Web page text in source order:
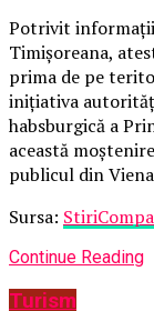
Potrivit
Timișoreana,
prima de pe
inițiativa
habsburgică a
această
publicul din
Sursa:
Continue Reading
Turism